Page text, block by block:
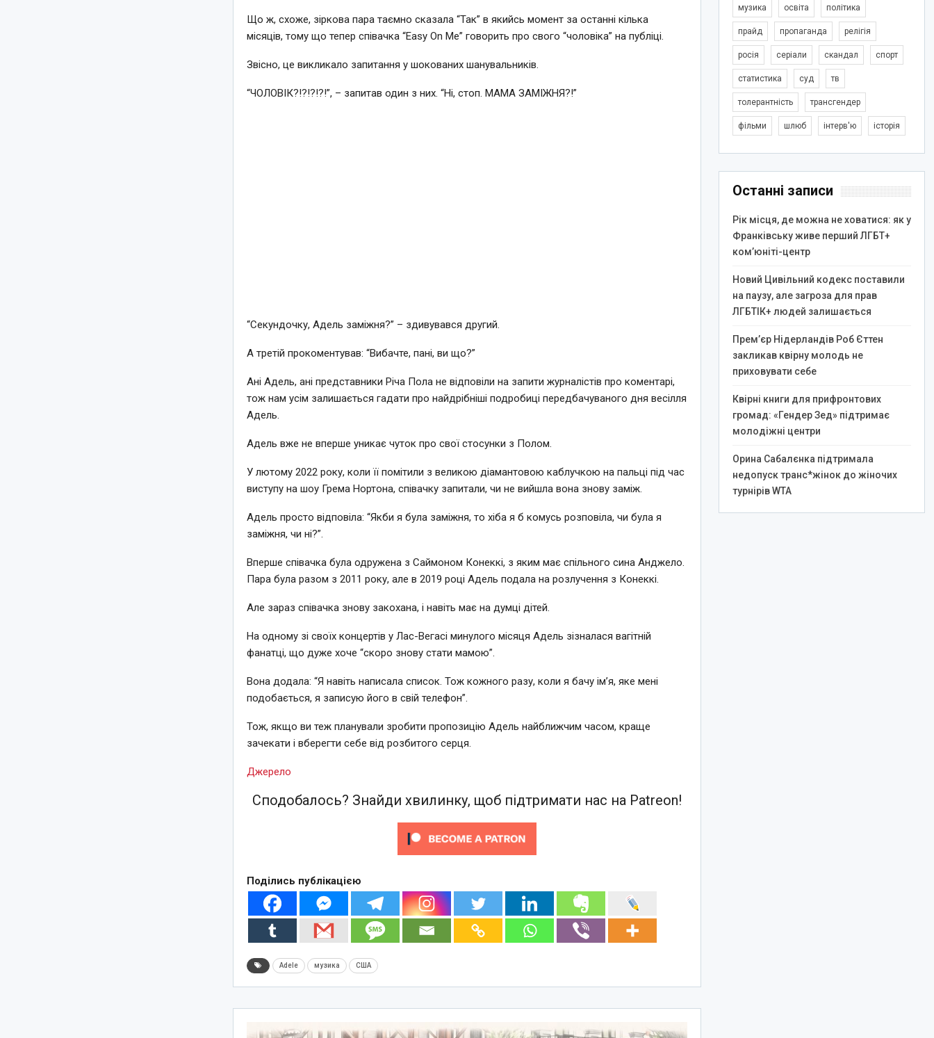
Що ж, схоже, зіркова пара таємно сказала “Так” в якийсь момент за останні кілька
місяців, тому що тепер співачка “Easy On Me” говорить про свого “чоловіка” на публіці.
Звісно, це викликало запитання у шокованих шанувальників.
“ЧОЛОВІК?!?!?!?!”, – запитав один з них. “Ні, стоп. МАМА ЗАМІЖНЯ?!”
“Секундочку, Адель заміжня?” – здивувався другий.
А третій прокоментував: “Вибачте, пані, ви що?”
Ані Адель, ані представники Річа Пола не відповіли на запити журналістів про коментарі,
тож нам усім залишається гадати про найдрібніші подробиці передбачуваного дня весілля
Адель.
Адель вже не вперше уникає чуток про свої стосунки з Полом.
У лютому 2022 року, коли її помітили з великою діамантовою каблучкою на пальці під час
виступу на шоу Грема Нортона, співачку запитали, чи не вийшла вона знову заміж.
Адель просто відповіла: “Якби я була заміжня, то хіба я б комусь розповіла, чи була я
заміжня, чи ні?”.
Вперше співачка була одружена з Саймоном Конеккі, з яким має спільного сина Анджело.
Пара була разом з 2011 року, але в 2019 році Адель подала на розлучення з Конеккі.
Але зараз співачка знову закохана, і навіть має на думці дітей.
На одному зі своїх концертів у Лас-Вегасі минулого місяця Адель зізналася вагітній
фанатці, що дуже хоче “скоро знову стати мамою”.
Вона додала: “Я навіть написала список. Тож кожного разу, коли я бачу ім’я, яке мені
подобається, я записую його в свій телефон”.
Тож, якщо ви теж планували зробити пропозицію Адель найближчим часом, краще
зачекати і вберегти себе від розбитого серця.
Джерело
Сподобалось? Знайди хвилинку, щоб підтримати нас на Patreon!
Поділись публікацією
Adele музика США
музика освіта політика
прайд пропаганда релігія
росія серіали скандал спорт
статистика суд тв
толерантність трансгендер
фільми шлюб інтерв'ю історія
Останні записи
Рік місця, де можна не ховатися: як у
Франківську живе перший ЛГБТ+
ком’юніті-центр
Новий Цивільний кодекс поставили
на паузу, але загроза для прав
ЛГБТІК+ людей залишається
Прем’єр Нідерландів Роб Єттен
закликав квірну молодь не
приховувати себе
Квірні книги для прифронтових
громад: «Гендер Зед» підтримає
молодіжні центри
Орина Сабалєнка підтримала
недопуск транс*жінок до жіночих
турнірів WTA